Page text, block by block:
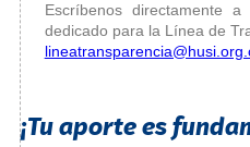
Escríbenos directamente a
dedicado para la Línea de
¡Tu aporte es